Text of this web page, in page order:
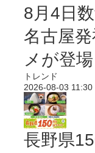
8月4日
名古屋
メが登場
トレンド
2026-08-03 11:30
長野県